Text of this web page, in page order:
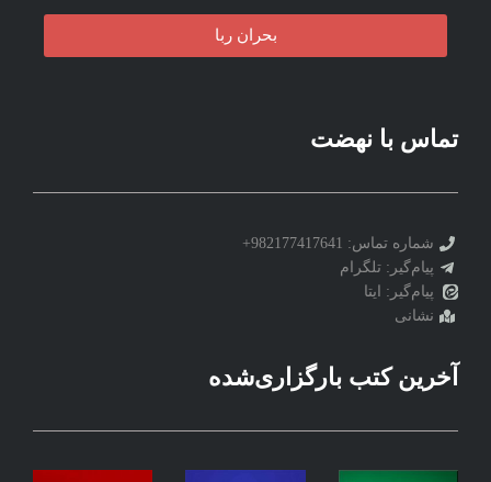
بحران ربا
تماس با نهضت
شماره تماس: 982177417641+
پیام‌گیر: تلگرام
پیام‌گیر: ایتا
نشانی
آخرین کتب بارگزاری‌شده